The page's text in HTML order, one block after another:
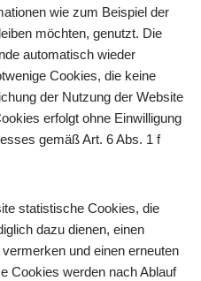
wie zum Beispiel der
möchten, genutzt. Die
automatisch wieder
Cookies, die keine
der Nutzung der Website
erfolgt ohne Einwilligung
gemäß Art. 6 Abs. 1 f
statistische Cookies, die
dazu dienen, einen
und einen erneuten
Cookies werden nach Ablauf